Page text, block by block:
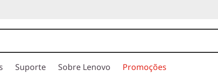
Suporte Sobre Lenovo Promoções